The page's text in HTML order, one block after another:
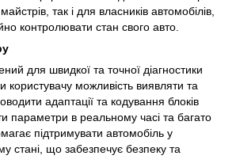
так і для власників автомобілів,
контролювати стан свого авто.
для швидкої та точної діагностики
користувачу можливість виявляти та
адаптації та кодування блоків
параметри в реальному часі та багато
підтримувати автомобіль у
стані, що забезпечує безпеку та